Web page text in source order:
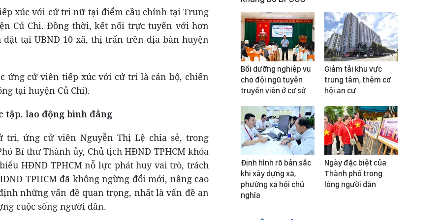
xúc với cử tri nữ tại điểm cầu chính tại Trung
Củ Chi. Đồng thời, kết nối trực tuyến với hơn
tại UBND 10 xã, thị trấn trên địa bàn huyện
ứng cử viên tiếp xúc với cử tri là cán bộ, chiến
tại huyện Củ Chi).
tập, lao động bình đẳng
tri, ứng cử viên Nguyễn Thị Lệ chia sẻ, trong
Bí thư Thành ủy, Chủ tịch HĐND TPHCM khóa
HĐND TPHCM nỗ lực phát huy vai trò, trách
TPHCM đã không ngừng đổi mới, nâng cao
những vấn đề quan trọng, nhất là vấn đề an
cuộc sống người dân.
Bồi dưỡng nghiệp vụ
cho đội ngũ tuyên
truyền viên ở cơ sở
Giảm tải khu vực
trung tâm, thêm cơ
hội an cư
Định hình rõ bản sắc
khi xây dựng xã,
phường xã hội chủ
nghĩa
Ngày đặc biệt của
Thành phố trong
lòng người dân